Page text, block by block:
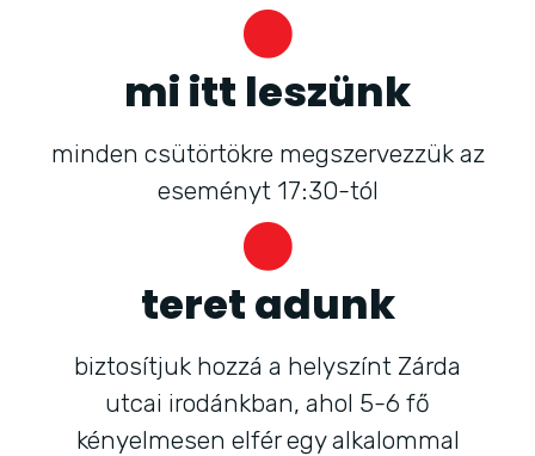
mi itt leszünk
minden csütörtökre megszervezzük az
eseményt 17:30-tól
teret adunk
biztosítjuk hozzá a helyszínt Zárda
utcai irodánkban, ahol 5-6 fő
kényelmesen elfér egy alkalommal